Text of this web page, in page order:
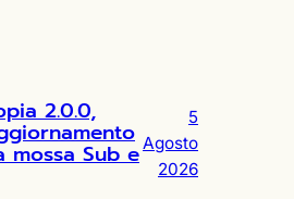
2.0.0,
Sub e
5
Agosto
2026